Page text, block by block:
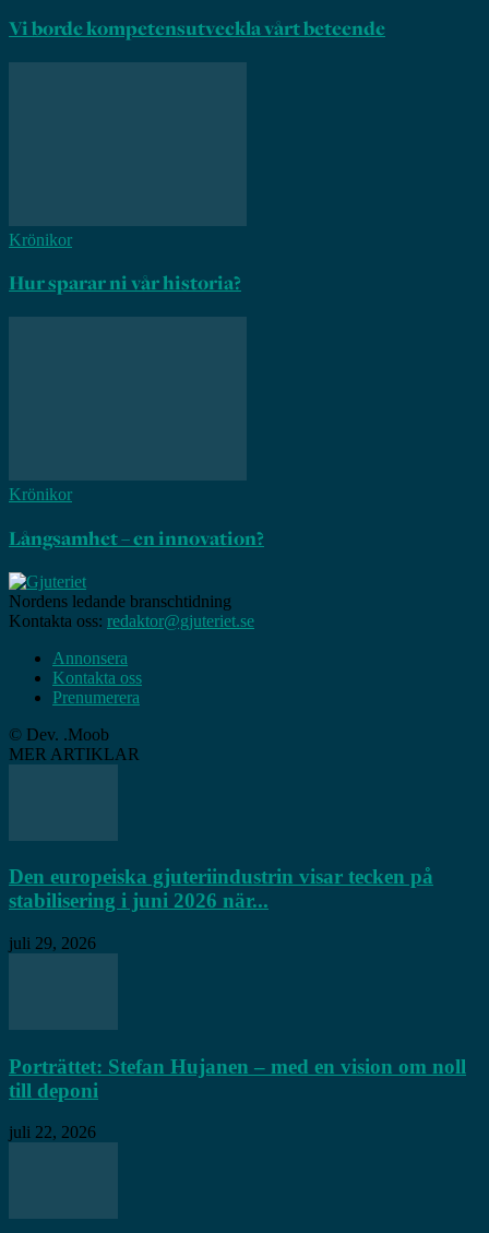
Vi borde kompetensutveckla vårt beteende
Krönikor
Hur sparar ni vår historia?
Krönikor
Långsamhet – en innovation?
Nordens ledande branschtidning
Kontakta oss: redaktor@gjuteriet.se
Annonsera
Kontakta oss
Prenumerera
© Dev. .Moob
MER ARTIKLAR
Den europeiska gjuteriindustrin visar tecken på
stabilisering i juni 2026 när...
juli 29, 2026
Porträttet: Stefan Hujanen – med en vision om noll
till deponi
juli 22, 2026